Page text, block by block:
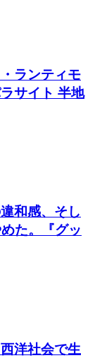
ランティモ
サイト 半地
和感、そし
た。『グッ
洋社会で生